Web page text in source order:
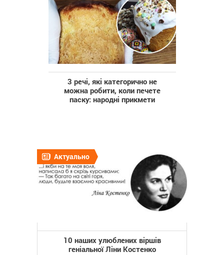
3 речі, які категорично не
можна робити, коли печете
паску: народні прикмети
Актуально
10 наших улюблених віршів
геніальної Ліни Костенко